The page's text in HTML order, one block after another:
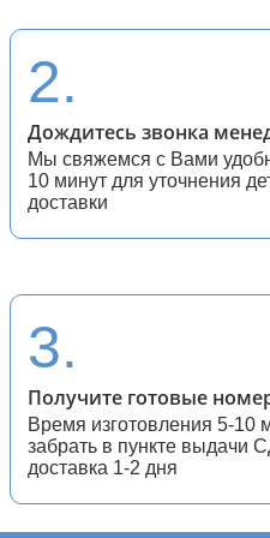
2.
Дождитесь звонка
Мы свяжемся с Вами
10 минут для уточнения
доставки
3.
Получите готовые
Время изготовления 5-10
забрать в пункте
доставка 1-2 дня